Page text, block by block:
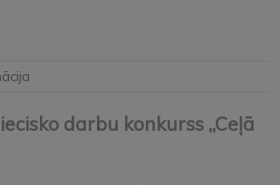
darbu konkurss „Ceļā